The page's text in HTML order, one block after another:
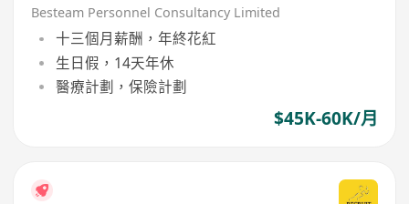
Besteam Personnel Consultancy Limited
十三個月薪酬，年終花紅
生日假，14天年休
醫療計劃，保險計劃
$45K-60K/月